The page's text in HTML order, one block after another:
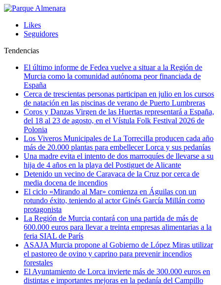
Likes
Seguidores
Tendencias
El último informe de Fedea vuelve a situar a la Región de
Murcia como la comunidad autónoma peor financiada de
España
Cerca de trescientas personas participan en julio en los cursos
de natación en las piscinas de verano de Puerto Lumbreras
Coros y Danzas Virgen de las Huertas representará a España,
del 18 al 23 de agosto, en el Vístula Folk Festival 2026 de
Polonia
Los Viveros Municipales de La Torrecilla producen cada año
más de 20.000 plantas para embellecer Lorca y sus pedanías
Una madre evita el intento de dos marroquíes de llevarse a su
hija de 4 años en la playa del Postiguet de Alicante
Detenido un vecino de Caravaca de la Cruz por cerca de
media docena de incendios
El ciclo «Mirando al Mar» comienza en Águilas con un
rotundo éxito, teniendo al actor Ginés García Millán como
protagonista
La Región de Murcia contará con una partida de más de
600.000 euros para llevar a treinta empresas alimentarias a la
feria SIAL de París
ASAJA Murcia propone al Gobierno de López Miras utilizar
el pastoreo de ovino y caprino para prevenir incendios
forestales
El Ayuntamiento de Lorca invierte más de 300.000 euros en
distintas e importantes mejoras en la pedanía del Campillo